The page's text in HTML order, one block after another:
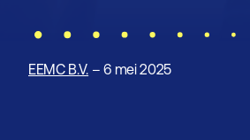
EEMC B.V. – 6 mei 2025